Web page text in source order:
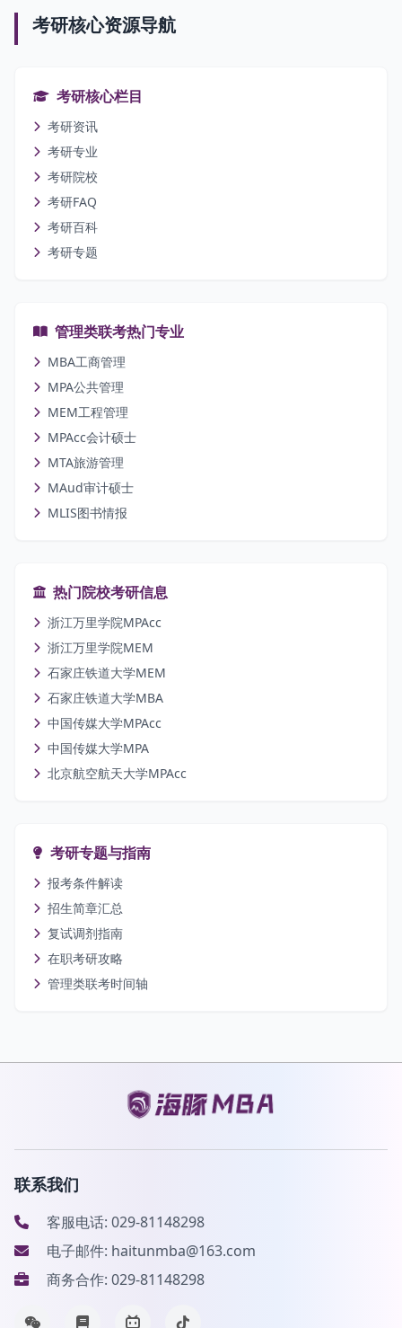
考研核心资源导航
考研核心栏目
考研资讯
考研专业
考研院校
考研FAQ
考研百科
考研专题
管理类联考热门专业
MBA工商管理
MPA公共管理
MEM工程管理
MPAcc会计硕士
MTA旅游管理
MAud审计硕士
MLIS图书情报
热门院校考研信息
浙江万里学院MPAcc
浙江万里学院MEM
石家庄铁道大学MEM
石家庄铁道大学MBA
中国传媒大学MPAcc
中国传媒大学MPA
北京航空航天大学MPAcc
考研专题与指南
报考条件解读
招生简章汇总
复试调剂指南
在职考研攻略
管理类联考时间轴
联系我们
客服电话: 029-81148298
电子邮件: haitunmba@163.com
商务合作: 029-81148298